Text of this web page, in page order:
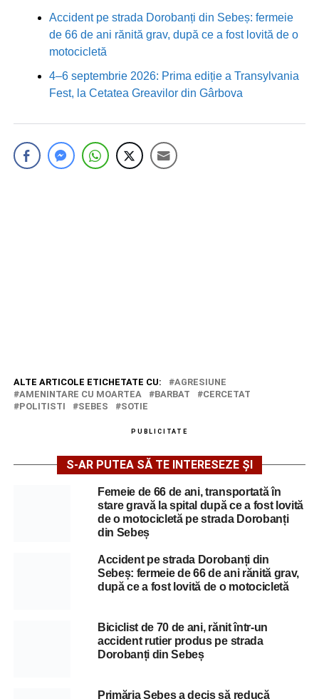
Accident pe strada Dorobanți din Sebeș: fermeie
de 66 de ani rănită grav, după ce a fost lovită de o
motocicletă
4–6 septembrie 2026: Prima ediție a Transylvania
Fest, la Cetatea Greavilor din Gârbova
ALTE ARTICOLE ETICHETATE CU:
AGRESIUNE
AMENINTARE CU MOARTEA
BARBAT
CERCETAT
POLITISTI
SEBES SOTIE
PUBLICITATE
S-AR PUTEA SĂ TE INTERESEZE ȘI
Femeie de 66 de ani, transportată în
stare gravă la spital după ce a fost lovită
de o motocicletă pe strada Dorobanți
din Sebeș
Accident pe strada Dorobanți din
Sebeș: fermeie de 66 de ani rănită grav,
după ce a fost lovită de o motocicletă
Biciclist de 70 de ani, rănit într-un
accident rutier produs pe strada
Dorobanți din Sebeș
Primăria Sebeș a decis să reducă